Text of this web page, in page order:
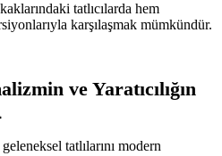
tatlıcılarda hem
karşılaşmak mümkündür.
ve Yaratıcılığın
tatlılarını modern